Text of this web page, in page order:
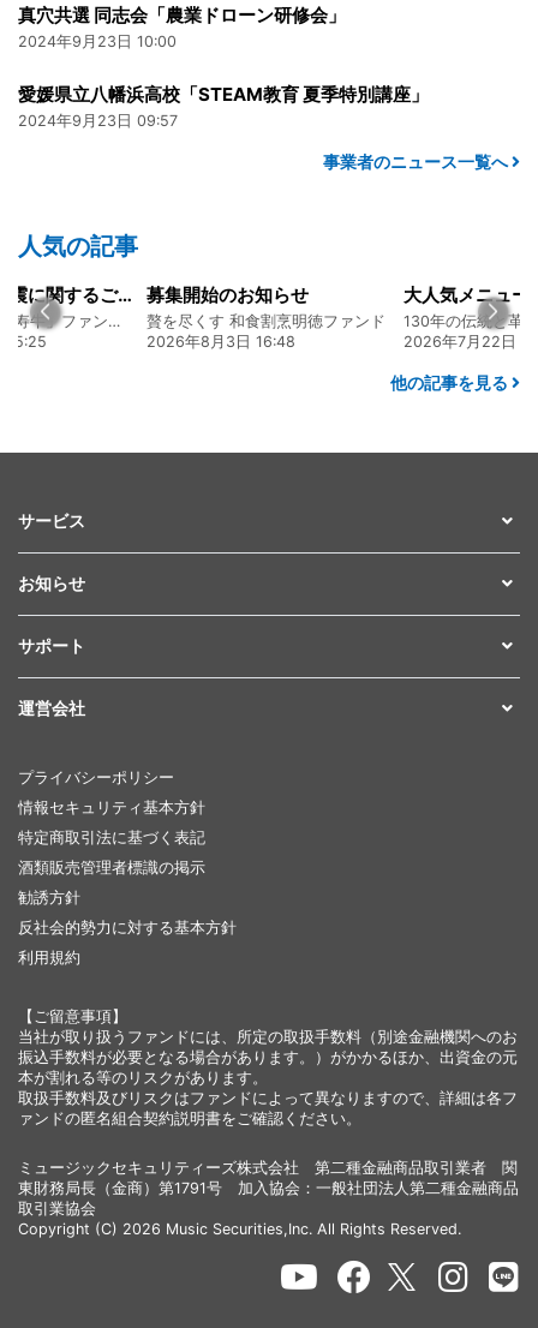
真穴共選 同志会「農業ドローン研修会」
2024年9月23日 10:00
愛媛県立八幡浜高校「STEAM教育 夏季特別講座」
2024年9月23日 09:57
事業者のニュース一覧へ
人気の記事
令和8年熊本地震に関するご報告
熊本 あか牛「延寿牛」ファンド2026
15:25
募集開始のお知らせ
贅を尽くす 和食割烹明徳ファンド
2026年8月3日 16:48
2026年7月22日
他の記事を見る
サービス
お知らせ
サポート
運営会社
プライバシーポリシー
情報セキュリティ基本方針
特定商取引法に基づく表記
酒類販売管理者標識の掲示
勧誘方針
反社会的勢力に対する基本方針
利用規約
【ご留意事項】
当社が取り扱うファンドには、所定の取扱手数料（別途金融機関へのお
振込手数料が必要となる場合があります。）がかかるほか、出資金の元
本が割れる等のリスクがあります。
取扱手数料及びリスクはファンドによって異なりますので、詳細は各フ
ァンドの匿名組合契約説明書をご確認ください。
ミュージックセキュリティーズ株式会社 第二種金融商品取引業者 関
東財務局長（金商）第1791号 加入協会：一般社団法人第二種金融商品
取引業協会
Copyright (C) 2026 Music Securities,Inc. All Rights Reserved.